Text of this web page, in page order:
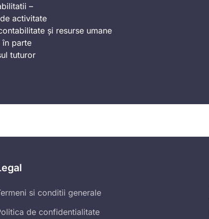
–
activitate
și resurse umane
în parte
tuturor
si conditii generale
de confidentialitate